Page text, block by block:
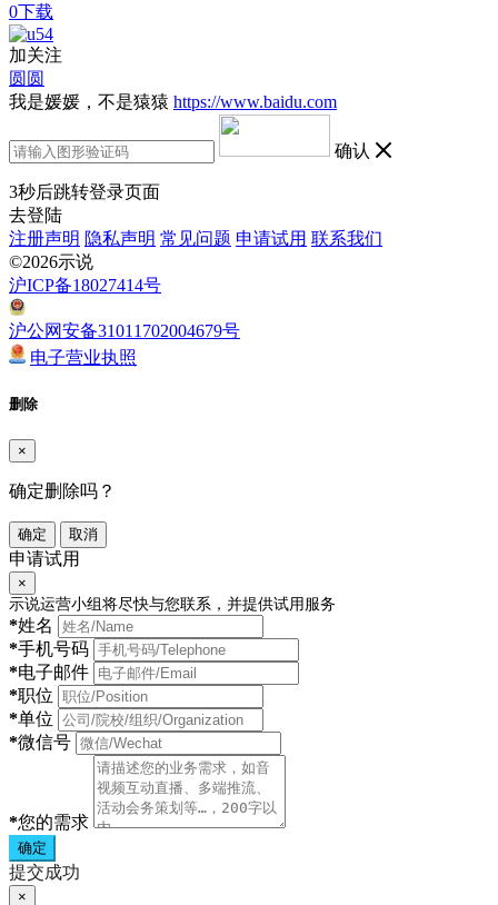
0下载
加关注
圆圆
我是媛媛，不是猿猿 https://www.baidu.com
确认
3秒后跳转登录页面
去登陆
注册声明 隐私声明 常见问题 申请试用 联系我们
©2026示说
沪ICP备18027414号
沪公网安备31011702004679号
电子营业执照
删除
×
确定删除吗？
确定 取消
申请试用
×
示说运营小组将尽快与您联系，并提供试用服务
*姓名
*手机号码
*电子邮件
*职位
*单位
*微信号
*您的需求
确定
提交成功
×